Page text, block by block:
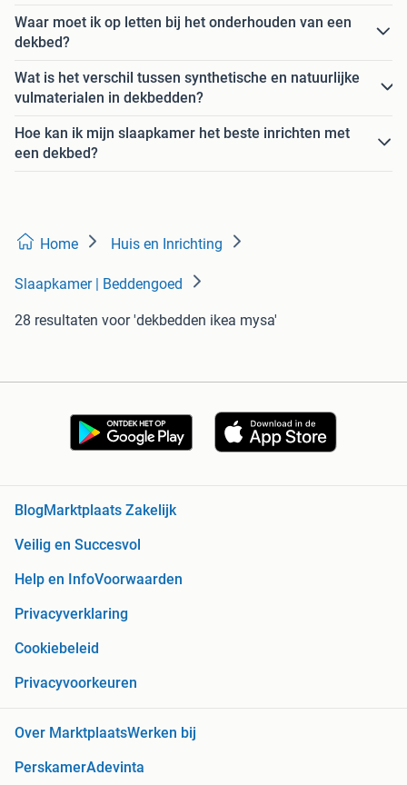
Waar moet ik op letten bij het onderhouden van een
dekbed?
Wat is het verschil tussen synthetische en natuurlijke
vulmaterialen in dekbedden?
Hoe kan ik mijn slaapkamer het beste inrichten met
een dekbed?
Home Huis en Inrichting
Slaapkamer | Beddengoed
28 resultaten voor 'dekbedden ikea mysa'
BlogMarktplaats Zakelijk
Veilig en Succesvol
Help en InfoVoorwaarden
Privacyverklaring
Cookiebeleid
Privacyvoorkeuren
Over MarktplaatsWerken bij
PerskamerAdevinta